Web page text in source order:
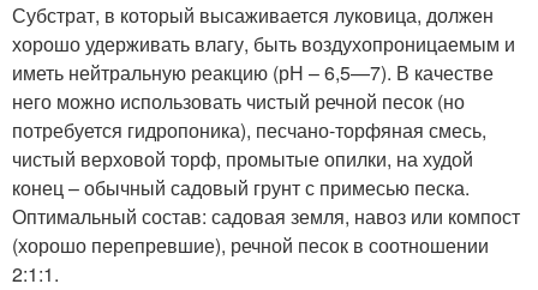
Субстрат, в который высаживается луковица, должен
хорошо удерживать влагу, быть воздухопроницаемым и
иметь нейтральную реакцию (рН – 6,5—7). В качестве
него можно использовать чистый речной песок (но
потребуется гидропоника), песчано-торфяная смесь,
чистый верховой торф, промытые опилки, на худой
конец – обычный садовый грунт с примесью песка.
Оптимальный состав: садовая земля, навоз или компост
(хорошо перепревшие), речной песок в соотношении
2:1:1.